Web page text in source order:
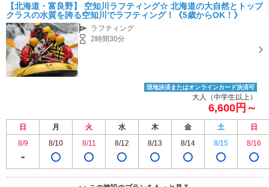
【北海道・富良野】 空知川ラフティング☆ 北海道の大自然とトップ
クラスの水質を誇る空知川でラフティング！《5歳からOK！》
ラフティング
2時間30分
現地決済またはオンラインカード決済可
大人（中学生以上）
6,600円～
日 月 火 水 木 金 土
日
8/9
8/10 8/11 8/12 8/13 8/14 8/15 8/16